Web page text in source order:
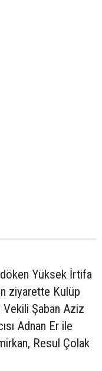
Yüksek İrtifa
ziyarette Kulüp
Vekili Şaban Aziz
Adnan Er ile
Resul Çolak